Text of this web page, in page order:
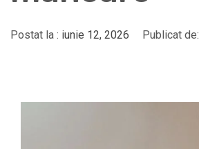
Postat la : iunie 12, 2026 Publicat de: